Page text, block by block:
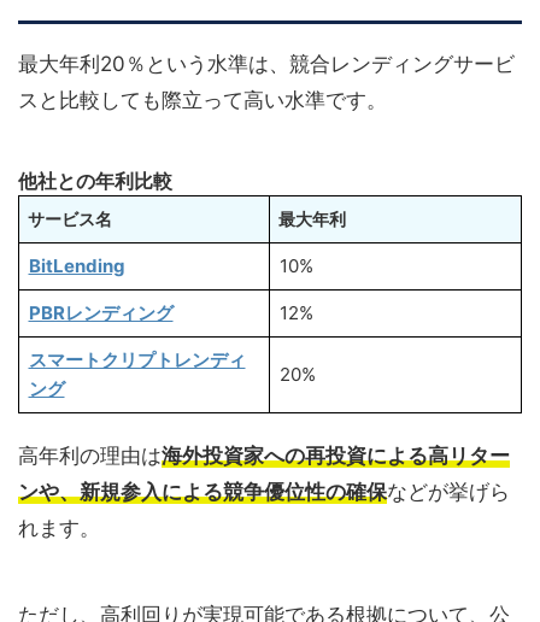
最大年利20％という水準は、競合レンディングサービ
スと比較しても際立って高い水準です。
他社との年利比較
サービス名 最大年利
BitLending 10%
PBRレンディング 12%
スマートクリプトレンディ
ング
20%
高年利の理由は海外投資家への再投資による高リター
ンや、新規参入による競争優位性の確保などが挙げら
れます。
ただし、高利回りが実現可能である根拠について、公